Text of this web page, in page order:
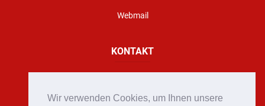
Wir verwenden Cookies, um Ihnen unsere
Webmail
KONTAKT